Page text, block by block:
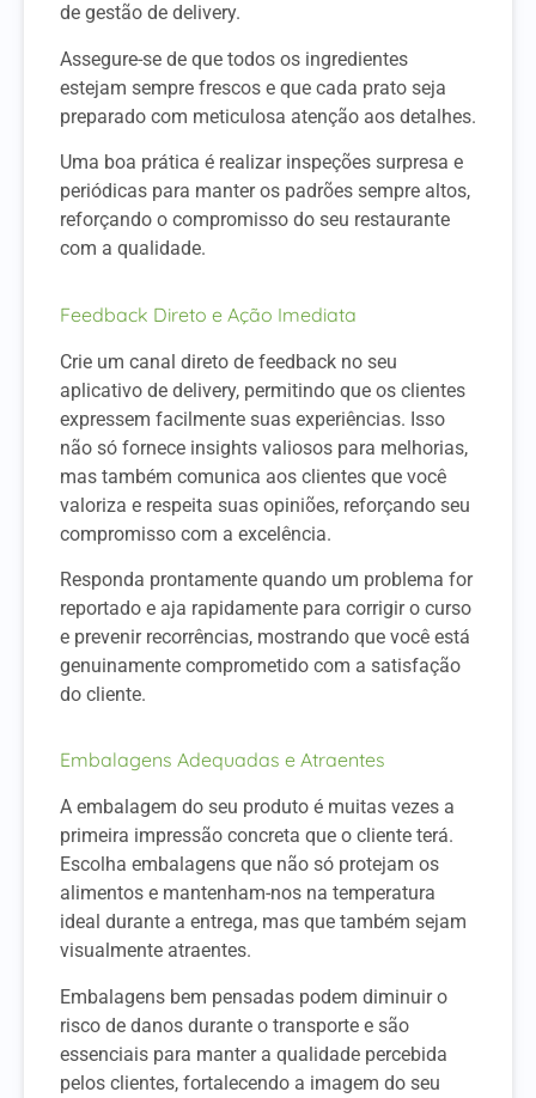
de gestão de delivery.
Assegure-se de que todos os ingredientes
estejam sempre frescos e que cada prato seja
preparado com meticulosa atenção aos detalhes.
Uma boa prática é realizar inspeções surpresa e
periódicas para manter os padrões sempre altos,
reforçando o compromisso do seu restaurante
com a qualidade.
Feedback Direto e Ação Imediata
Crie um canal direto de feedback no seu
aplicativo de delivery, permitindo que os clientes
expressem facilmente suas experiências. Isso
não só fornece insights valiosos para melhorias,
mas também comunica aos clientes que você
valoriza e respeita suas opiniões, reforçando seu
compromisso com a excelência.
Responda prontamente quando um problema for
reportado e aja rapidamente para corrigir o curso
e prevenir recorrências, mostrando que você está
genuinamente comprometido com a satisfação
do cliente.
Embalagens Adequadas e Atraentes
A embalagem do seu produto é muitas vezes a
primeira impressão concreta que o cliente terá.
Escolha embalagens que não só protejam os
alimentos e mantenham-nos na temperatura
ideal durante a entrega, mas que também sejam
visualmente atraentes.
Embalagens bem pensadas podem diminuir o
risco de danos durante o transporte e são
essenciais para manter a qualidade percebida
pelos clientes, fortalecendo a imagem do seu